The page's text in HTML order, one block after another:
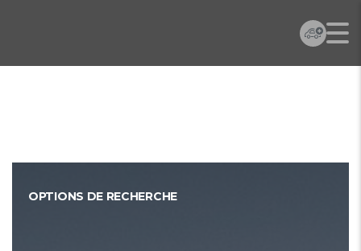
OPTIONS DE RECHERCHE